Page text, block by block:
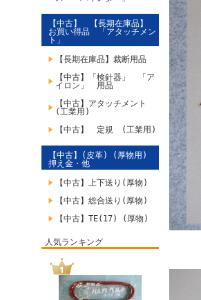
【中古】 【長期在庫品】
お買い得品 「アタッチメン
ト」
【長期在庫品】裁断用品
【中古】「検針器」 「ア
イロン」 用品
【中古】アタッチメント
(工業用)
【中古】 定規 (工業用)
【中古】(皮革) (厚物用)
押え金・他
【中古】上下送り(厚物)
【中古】総合送り(厚物)
【中古】TE(17) (厚物)
人気ランキング